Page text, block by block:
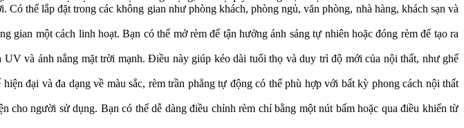
thể lắp đặt trong các không gian như phòng khách, phòng ngủ, văn phòng, nhà hàng, khách sạn và
một cách linh hoạt. Bạn có thể mở rèm để tận hưởng ánh sáng tự nhiên hoặc đóng rèm để tạo ra
và ánh nắng mặt trời mạnh. Điều này giúp kéo dài tuổi thọ và duy trì độ mới của nội thất, như ghế
đại và đa dạng về màu sắc, rèm trần phẳng tự động có thể phù hợp với bất kỳ phong cách nội thất
người sử dụng. Bạn có thể dễ dàng điều chỉnh rèm chỉ bằng một nút bấm hoặc qua điều khiển từ